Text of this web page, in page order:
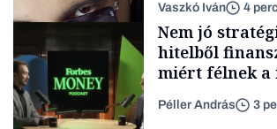
TÁMOGATÓI
Forbes-sztori
gondolataimat
kimondani
Vaszkó Iván 4 perc
Nem jó
hitelből
miért félnek a
Péller András 3